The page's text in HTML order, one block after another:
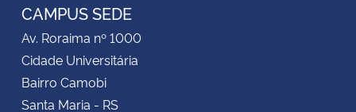
CAMPUS SEDE
Av. Roraima nº 1000
Cidade Universitária
Bairro Camobi
Santa Maria - RS